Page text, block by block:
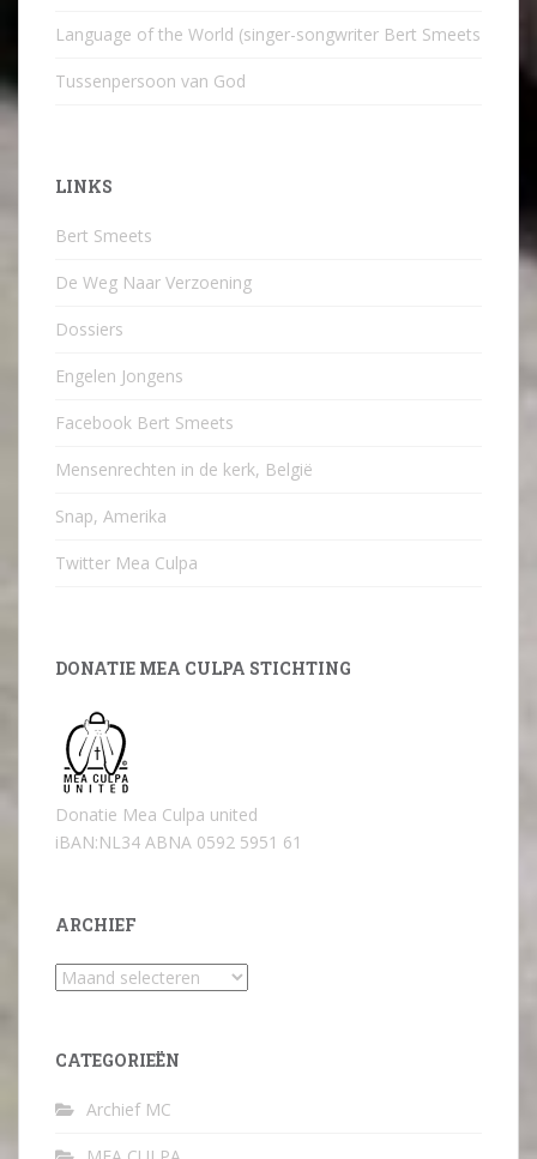
Language of the World (singer-songwriter Bert Smeets
Tussenpersoon van God
LINKS
Bert Smeets
De Weg Naar Verzoening
Dossiers
Engelen Jongens
Facebook Bert Smeets
Mensenrechten in de kerk, België
Snap, Amerika
Twitter Mea Culpa
DONATIE MEA CULPA STICHTING
Donatie Mea Culpa united
iBAN:NL34 ABNA 0592 5951 61
ARCHIEF
Archief
CATEGORIEËN
Archief MC